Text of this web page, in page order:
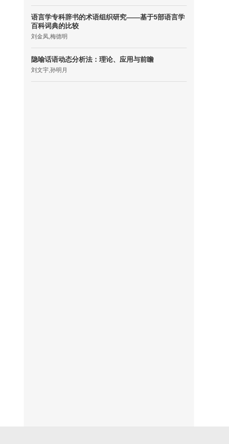
语言学专科辞书的术语组织研究——基于5部语言学
百科词典的比较
刘金凤,梅德明
隐喻话语动态分析法：理论、应用与前瞻
刘文宇,孙明月